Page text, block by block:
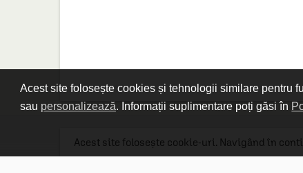
Acest site folosește cookies și tehnologii similare pentru
sau personalizează. Informații suplimentare poți găsi în
Linkuri utile
Acest site folosește cookie-uri. Navigând în